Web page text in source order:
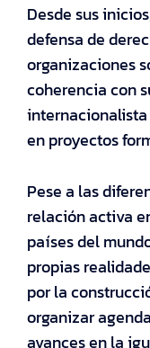
Desde sus
defensa de
organizaciones
coherencia con
en proyectos
Pese a las
relación activa
países del
propias
por la
organizar
avances en la